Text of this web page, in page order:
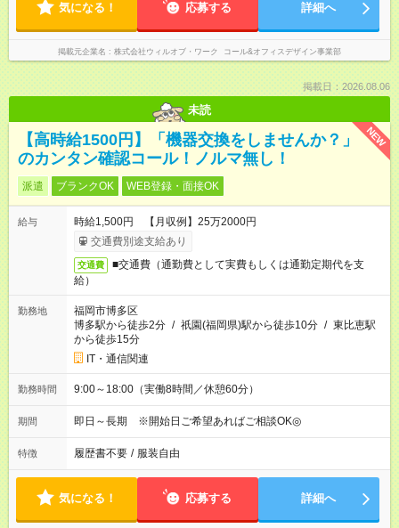
気になる！ 応募する 詳細へ
掲載元企業名 株式会社ウィルオブ・ワーク コール&オフィスデザイン事業部
掲載日：2026.08.06
未読
NEW
【高時給1500円】「機器交換をしませんか？」
のカンタン確認コール！ノルマ無し！
派遣 ブランクOK WEB登録・面接OK
給与
時給1,500円 【月収例】25万2000円
交通費別途支給あり
交通費
■交通費（通勤費として実費もしくは通勤定期代を支
給）
勤務地
福岡市博多区
博多駅から徒歩2分 / 祇園(福岡県)駅から徒歩10分 / 東比恵駅
から徒歩15分
IT・通信関連
勤務時間 9:00～18:00（実働8時間／休憩60分）
期間 即日～長期 ※開始日ご希望あればご相談OK◎
特徴 履歴書不要 / 服装自由
気になる！ 応募する 詳細へ